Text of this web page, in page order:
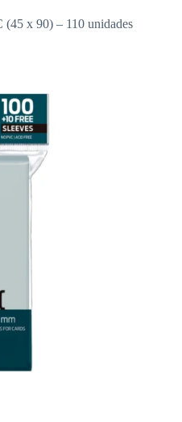
x 90) – 110 unidades